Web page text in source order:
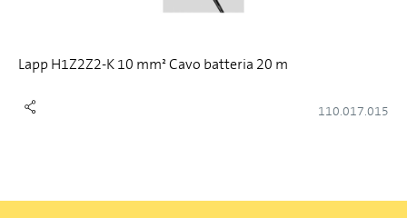
Lapp H1Z2Z2-K 10 mm² Cavo batteria 20 m
110.017.015